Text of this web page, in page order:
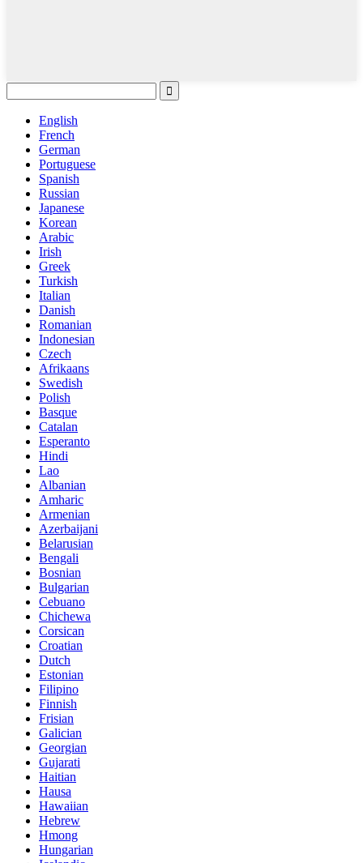
English
French
German
Portuguese
Spanish
Russian
Japanese
Korean
Arabic
Irish
Greek
Turkish
Italian
Danish
Romanian
Indonesian
Czech
Afrikaans
Swedish
Polish
Basque
Catalan
Esperanto
Hindi
Lao
Albanian
Amharic
Armenian
Azerbaijani
Belarusian
Bengali
Bosnian
Bulgarian
Cebuano
Chichewa
Corsican
Croatian
Dutch
Estonian
Filipino
Finnish
Frisian
Galician
Georgian
Gujarati
Haitian
Hausa
Hawaiian
Hebrew
Hmong
Hungarian